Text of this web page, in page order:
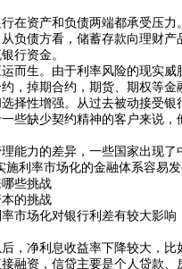
资产和负债两端都承受压力
负债方看，储蓄存款向理财
行资金。
生。由于利率风险的现实威
，掉期合约，期货、期权等
性增强。从过去被动接受银
些缺少契约精神的客户来说
力的差异，一些国家出现了
利率市场化的金融体系容易
些挑战
的挑战
场化对银行利差有较大影响
净利息收益率下降较大，比
融资，信贷主要是个人贷款